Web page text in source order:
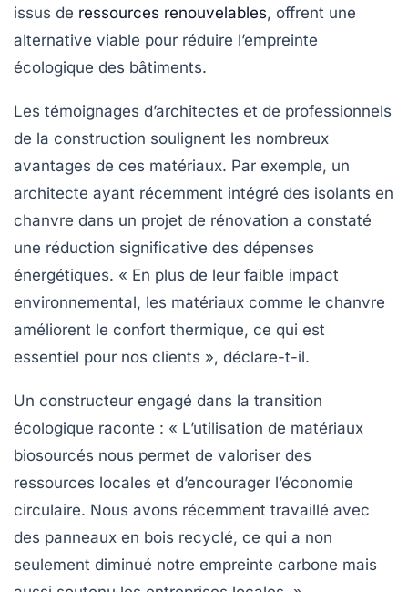
issus de ressources renouvelables, offrent une
alternative viable pour réduire l’empreinte
écologique des bâtiments.
Les témoignages d’architectes et de professionnels
de la construction soulignent les nombreux
avantages de ces matériaux. Par exemple, un
architecte ayant récemment intégré des isolants en
chanvre dans un projet de rénovation a constaté
une réduction significative des dépenses
énergétiques. « En plus de leur faible impact
environnemental, les matériaux comme le chanvre
améliorent le confort thermique, ce qui est
essentiel pour nos clients », déclare-t-il.
Un constructeur engagé dans la transition
écologique raconte : « L’utilisation de matériaux
biosourcés nous permet de valoriser des
ressources locales et d’encourager l’économie
circulaire. Nous avons récemment travaillé avec
des panneaux en bois recyclé, ce qui a non
seulement diminué notre empreinte carbone mais